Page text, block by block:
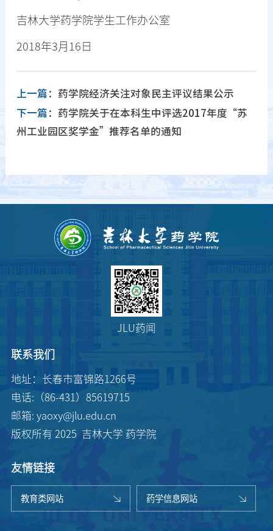
吉林大学药学院学生工作办公室
2018年3月16日
上一篇： 药学院经济关注对象民主评议结果公示
下一篇： 药学院关于在本科生中评选2017年度“苏
州工业园区奖学金”推荐名单的通知
JLU药闻
联系我们
地址：长春市富锦路1266号
电话:（86-431）85619715
邮箱: yaoxy@jlu.edu.cn
版权所有 2025 吉林大学 药学院
友情链接
教育类网站 药学信息网站